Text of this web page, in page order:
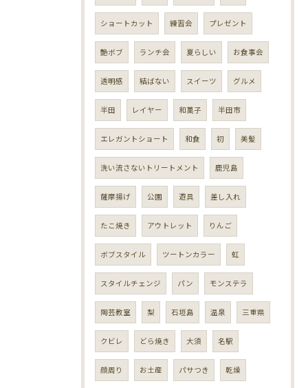
ショートカット 練習会 プレゼント
艶ボブ ランチ会 夏らしい お食事会
透明感 結ばない スイーツ グルメ
半田 レイヤー 和菓子 半田市
エレガントショート 和食 初 美髪
洗い流さないトリートメント 鹿児島
薩摩揚げ 公園 遊具 差し入れ
たこ焼き アウトレット りんご
ボブスタイル ツートンカラー 虹
スタイルチェンジ パン モンステラ
陶芸教室 梨 石垣島 温泉 三重県
クビレ どら焼き 大須 名駅
顔周り お土産 パサつき 乾燥